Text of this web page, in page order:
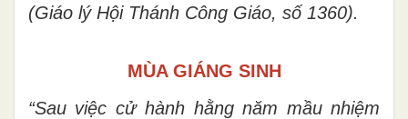
(Giáo lý Hội Thánh Công Giáo, số 1360).
MÙA GIÁNG SINH
“Sau việc cử hành hằng năm mầu nhiệm